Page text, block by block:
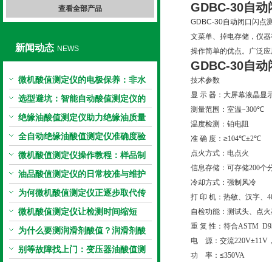
查看全部产品
新闻动态 NEWS
微机酸值测定仪的电极保养：非水
电极的清洗与活化方法
选型避坑：智能自动酸值测定仪的
加热功率与萃取时间关系
绝缘油酸值测定仪助力绝缘油质量
把控，降低设备故障
全自动绝缘油酸值测定仪准确度验
证：标准物质标定步骤
微机酸值测定仪操作教程：样品制
备、参数设置与结果解读
油品酸值测定仪的日常校准与维护
流程
为何微机酸值测定仪正逐步取代传
统手动滴定法？
微机酸值测定仪让检测时间缩短
50%
为什么要测润滑剂酸值？润滑剂酸
值测定法告诉你答案
别等故障找上门：变压器油酸值测
GDBC-30自动
GDBC-30自动闭口闪点
文菜单、掉电存储，仪
操作简单的优点。广泛
GDBC-30自动
技术参数
显 示 器：大屏幕液晶显
测量范围：室温~300℃
温度检测：铂电阻
准 确 度：≥104℃±2℃
点火方式：电点火
信息存储：可存储200个
冷却方式：强制风冷
打 印 机：热敏、汉字、
自检功能：测试头、点
重 复 性：符合ASTM
电
源：交流220V±11V
功
率：≤350VA